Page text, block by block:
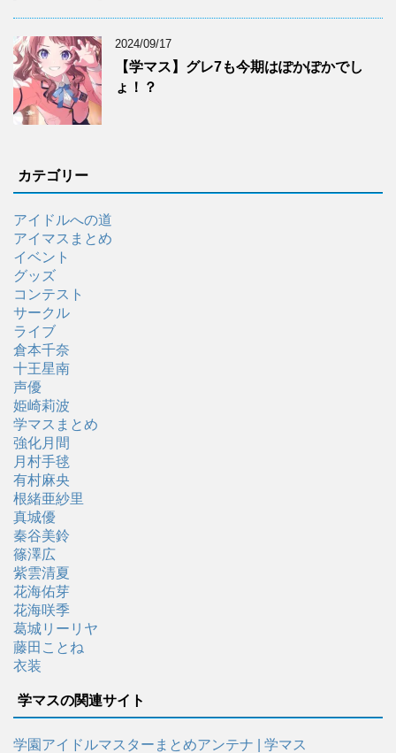
2024/09/17
【学マス】グレ7も今期はぽかぽかでし
ょ！？
カテゴリー
アイドルへの道
アイマスまとめ
イベント
グッズ
コンテスト
サークル
ライブ
倉本千奈
十王星南
声優
姫崎莉波
学マスまとめ
強化月間
月村手毬
有村麻央
根緒亜紗里
真城優
秦谷美鈴
篠澤広
紫雲清夏
花海佑芽
花海咲季
葛城リーリヤ
藤田ことね
衣装
学マスの関連サイト
学園アイドルマスターまとめアンテナ | 学マス